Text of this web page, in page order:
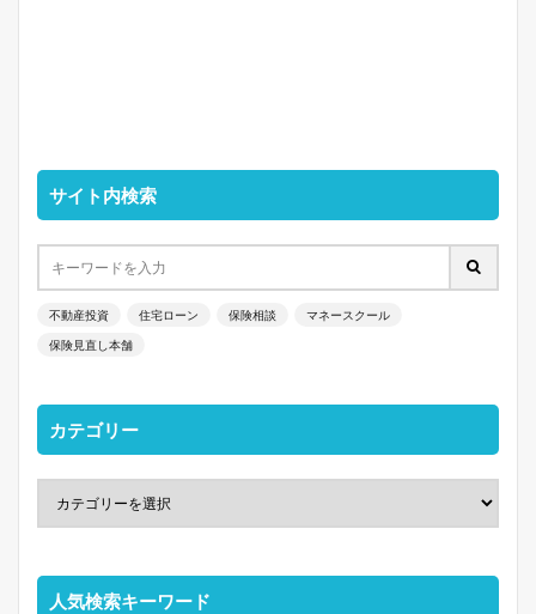
サイト内検索
不動産投資 住宅ローン 保険相談 マネースクール
保険見直し本舗
カテゴリー
人気検索キーワード